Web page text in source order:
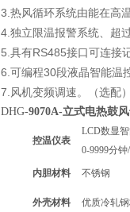
3. 热风循环系统由能在高
4. 独立限温报警系统、超
5. 具有RS485接口可连接
6. 可编程30段液晶智能温
7. 风机变频调速。（选配）
DHG-9070A-立式电热鼓
控温仪表
LCD数显
0-9999分钟/
内胆材料 不锈钢
外壳材料 优质冷轧